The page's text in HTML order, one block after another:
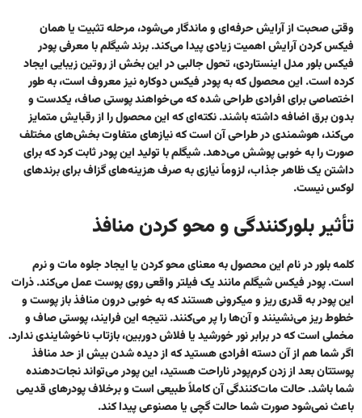
وقتی صحبت از آرایش حرفه‌ای و ماندگار می‌شود، مرحله تثبیت یا همان
فیکس کردن آرایش اهمیت زیادی پیدا می‌کند. برند شیگلم با معرفی پودر
فیکس بلور مدل اینستاردی، تحول جالبی در این بخش از روتین زیبایی ایجاد
کرده است. این محصول که به پودر فیکس دوکاره نیز معروف است، به طور
اختصاصی برای افرادی طراحی شده که می‌خواهند پوستی صاف، یکدست و
بدون برق اضافه داشته باشند. نکته‌ای که این محصول را از رقبایش متمایز
می‌کند، هوشمندی در طراحی آن است که نیازهای متفاوت بخش‌های مختلف
صورت را به خوبی پوشش می‌دهد. شیگلم با تولید این پودر ثابت کرد که برای
داشتن یک ظاهر جذاب، لزوماً نیازی به صرف هزینه‌های گزاف برای برندهای
لوکس نیست.
تأثیر بلورکنندگی و محو کردن منافذ
کلمه بلور در نام این محصول به معنای محو کردن یا ایجاد جلوه مات و نرم
است. پودر فیکس شیگلم مانند یک فیلتر واقعی روی پوست عمل می‌کند. ذرات
این پودر به قدری ریز و میکرونی هستند که به خوبی درون منافذ باز پوست و
خطوط ریز می‌نشینند و آن‌ها را پر می‌کنند. نتیجه این فرایند، پوستی صاف و
مخملی است که در برابر نور خورشید یا فلاش دوربین، بازتاب ناخوشایندی ندارد.
اگر شما هم از آن دسته افرادی هستید که از دیده شدن بیش از حد منافذ
پوستتان بعد از زدن کرم‌پودر ناراحت هستید، این پودر می‌تواند نجات‌دهنده
شما باشد. حالت مات‌کنندگی آن کاملاً طبیعی است و برخلاف پودرهای قدیمی
باعث نمی‌شود صورت شما حالت گچی یا مصنوعی پیدا کند.